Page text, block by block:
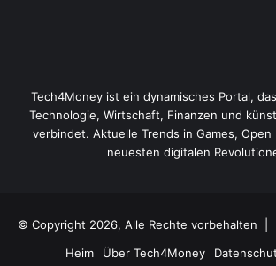
Tech4Money ist ein dynamisches Portal,
Technologie, Wirtschaft, Finanzen und
verbindet. Aktuelle Trends in Games, Open
neuesten digitalen
© Copyright 2026, Alle Rechte vorbehalten |
Heim
Über Tech4Money